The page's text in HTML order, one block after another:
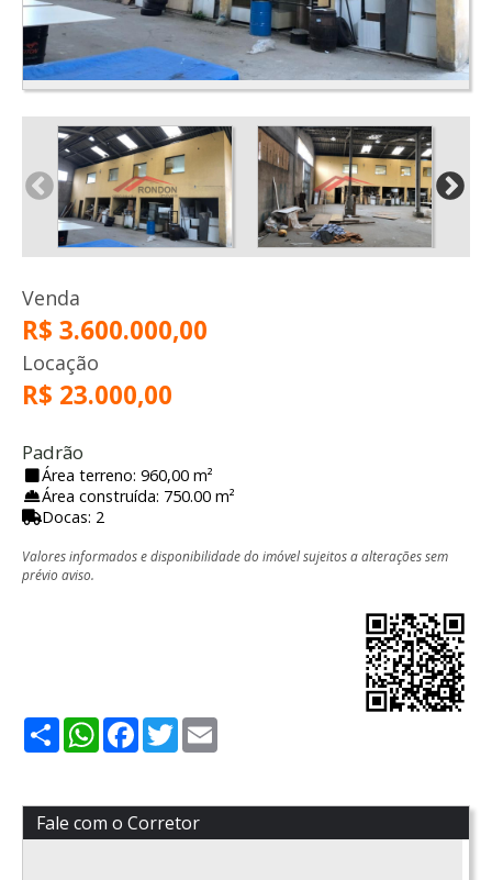
Venda
R$ 3.600.000,00
Locação
R$ 23.000,00
Padrão
Área terreno: 960,00 m²
Área construída: 750.00 m²
Docas: 2
Valores informados e disponibilidade do imóvel sujeitos a alterações sem
prévio aviso.
ShareWhatsApp
Facebook
Twitter
Fale com o Corretor